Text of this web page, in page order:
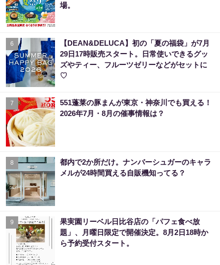
場。
6
【DEAN&DELUCA】初の「夏の福袋」が7月
29日17時販売スタート。日常使いできるグッ
ズやティー、フルーツゼリーなどがセットに
♡
7
551蓬莱の豚まんが東京・神奈川でも買える！
2026年7月・8月の催事情報は？
8
都内で2か所だけ。ナンバーシュガーのキャラ
メルが24時間買える自販機知ってる？
9
果実園リーベル日比谷店の「パフェ食べ放
題」、月曜日限定で開催決定。8月2日18時か
ら予約受付スタート。